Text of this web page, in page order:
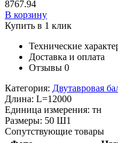
8767.94
В корзину
Купить в 1 клик
Технические
Доставка и оплата
Отзывы 0
Категория: Двутавровая
Длина: L=12000
Единица измерения: тн
Размеры: 50 Ш1
Сопутствующие товары